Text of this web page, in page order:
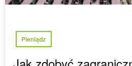
Pieniądz